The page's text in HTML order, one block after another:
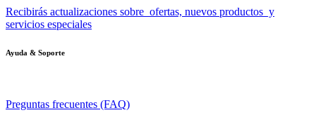
Recibirás actualizaciones sobre ofertas, nuevos productos y
servicios especiales
Ayuda & Soporte
Preguntas frecuentes (FAQ)